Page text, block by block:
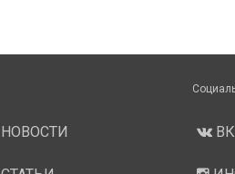
НОВОСТИ